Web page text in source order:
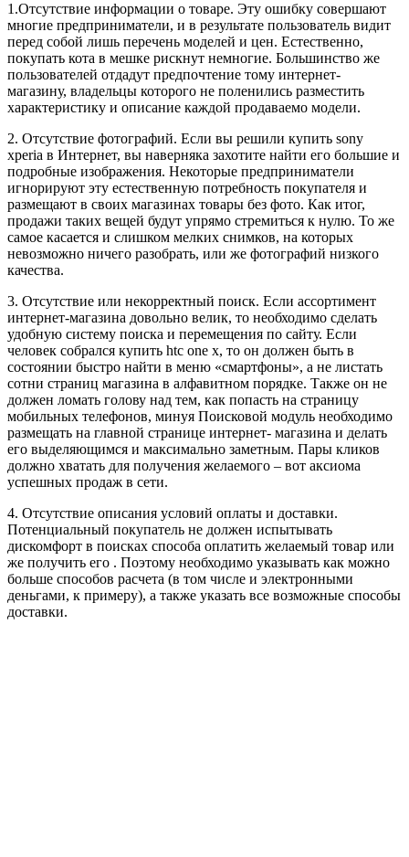
1.Отсутствие информации о товаре. Эту ошибку совершают
многие предприниматели, и в результате пользователь видит
перед собой лишь перечень моделей и цен. Естественно,
покупать кота в мешке рискнут немногие. Большинство же
пользователей отдадут предпочтение тому интернет-
магазину, владельцы которого не поленились разместить
характеристику и описание каждой продаваемо модели.
2. Отсутствие фотографий. Если вы решили купить sony
xperia в Интернет, вы наверняка захотите найти его большие и
подробные изображения. Некоторые предприниматели
игнорируют эту естественную потребность покупателя и
размещают в своих магазинах товары без фото. Как итог,
продажи таких вещей будут упрямо стремиться к нулю. То же
самое касается и слишком мелких снимков, на которых
невозможно ничего разобрать, или же фотографий низкого
качества.
3. Отсутствие или некорректный поиск. Если ассортимент
интернет-магазина довольно велик, то необходимо сделать
удобную систему поиска и перемещения по сайту. Если
человек собрался купить htc one x, то он должен быть в
состоянии быстро найти в меню «смартфоны», а не листать
сотни страниц магазина в алфавитном порядке. Также он не
должен ломать голову над тем, как попасть на страницу
мобильных телефонов, минуя Поисковой модуль необходимо
размещать на главной странице интернет- магазина и делать
его выделяющимся и максимально заметным. Пары кликов
должно хватать для получения желаемого – вот аксиома
успешных продаж в сети.
4. Отсутствие описания условий оплаты и доставки.
Потенциальный покупатель не должен испытывать
дискомфорт в поисках способа оплатить желаемый товар или
же получить его . Поэтому необходимо указывать как можно
больше способов расчета (в том числе и электронными
деньгами, к примеру), а также указать все возможные способы
доставки.